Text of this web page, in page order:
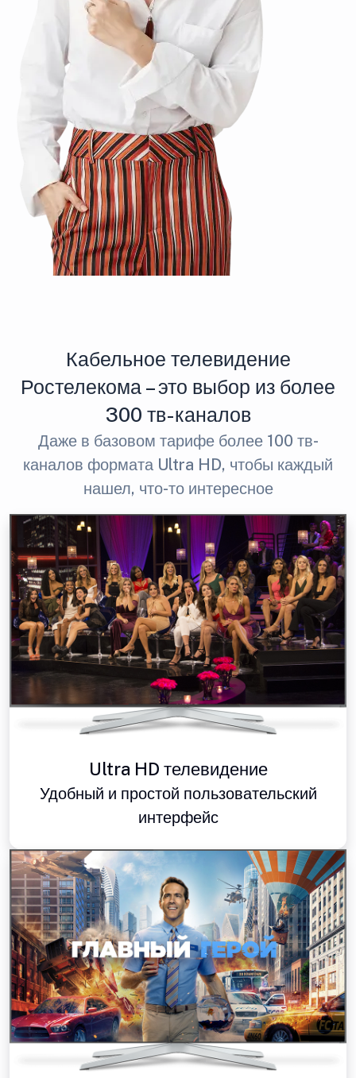
Кабельное телевидение
Ростелекома – это выбор из более
300 тв-каналов
Даже в базовом тарифе более 100 тв-
каналов формата Ultra HD, чтобы каждый
нашел, что-то интересное
Ultra HD телевидение
Удобный и простой пользовательский
интерфейс